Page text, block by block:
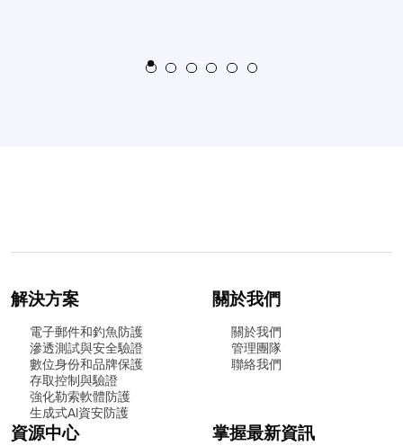
解決方案
電子郵件和釣魚防護
滲透測試與安全驗證
數位身份和品牌保護
存取控制與驗證
強化勒索軟體防護
生成式AI資安防護
關於我們
關於我們
管理團隊
聯絡我們
資源中心 掌握最新資訊